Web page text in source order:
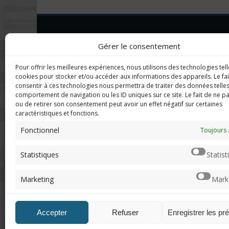
Gérer le consentement
Pour offrir les meilleures expériences, nous utilisons des technologies
cookies pour stocker et/ou accéder aux informations des appareils. Le
consentir à ces technologies nous permettra de traiter des données
comportement de navigation ou les ID uniques sur ce site. Le fait de ne
ou de retirer son consentement peut avoir un effet négatif sur certaines
caractéristiques et fonctions.
Fonctionnel Toujours
Statistiques
Marketing
Accepter Refuser Enregistrer les
Imerod.fr est un site traitant de
reproduction partielle ou complète
sans autorisation préalable est
interdite.
Qui suis-je ?
DERNIERS
en
de